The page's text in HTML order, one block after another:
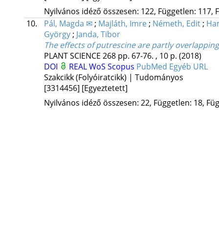
Nyilvános idéző összesen: 122, Független: 117,
10.
Pál, Magda ✉; Majláth, Imre; Németh, Edit;
György; Janda, Tibor
The effects of putrescine are partly
PLANT SCIENCE 268 pp. 67-76. , 10 p. (2018)
DOI
REALWoS Scopus PubMed Egyéb URL
Szakcikk (Folyóiratcikk) | Tudományos
[3314456] [Egyeztetett]
Nyilvános idéző összesen: 22, Független: 18,